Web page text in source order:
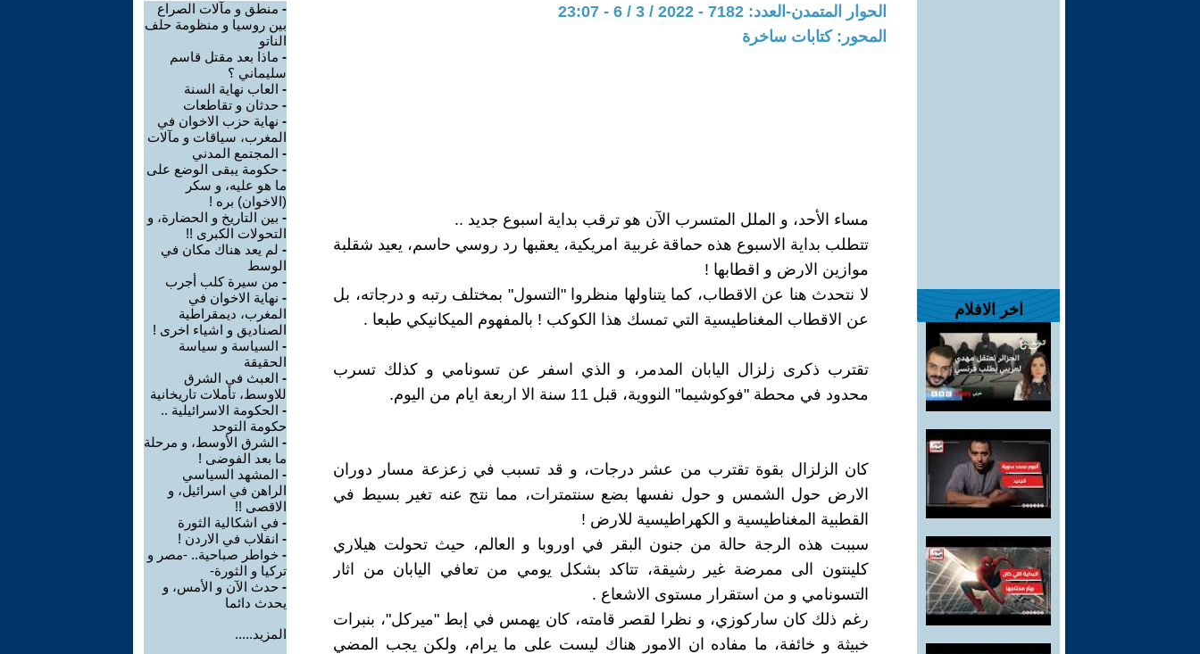
اخر الافلام
الحوار المتمدن-العدد: 7182 - 2022 / 3 / 6 - 23:07
المحور: كتابات ساخرة
مساء الأحد، و الملل المتسرب الآن هو ترقب بداية اسبوع جديد ..
تتطلب بداية الاسبوع هذه حماقة غربية امريكية، يعقبها رد روسي حاسم، يعيد شقلبة
موازين الارض و اقطابها !
لا نتحدث هنا عن الاقطاب، كما يتناولها منظروا "التسول" بمختلف رتبه و درجاته، بل
عن الاقطاب المغناطيسية التي تمسك هذا الكوكب ! بالمفهوم الميكانيكي طبعا .
تقترب ذكرى زلزال اليابان المدمر، و الذي اسفر عن تسونامي و كذلك تسرب
محدود في محطة "فوكوشيما" النووية، قبل 11 سنة الا اربعة ايام من اليوم.
كان الزلزال بقوة تقترب من عشر درجات، و قد تسبب في زعزعة مسار دوران
الارض حول الشمس و حول نفسها بضع سنتمترات، مما نتج عنه تغير بسيط في
القطبية المغناطيسية و الكهراطيسية للارض !
سببت هذه الرجة حالة من جنون البقر في اوروبا و العالم، حيث تحولت هيلاري
كلينتون الى ممرضة غير رشيقة، تتاكد بشكل يومي من تعافي اليابان من اثار
التسونامي و من استقرار مستوى الاشعاع .
رغم ذلك كان ساركوزي، و نظرا لقصر قامته، كان يهمس في إبط "ميركل"، بنبرات
خبيثة و خائفة، ما مفاده ان الامور هناك ليست على ما يرام، ولكن يجب المضي
- منطق و مآلات الصراع
بين روسيا و منظومة حلف
الناتو
- ماذا بعد مقتل قاسم
سليماني ؟
- العاب نهاية السنة
- حدثان و تقاطعات
- نهاية حزب الاخوان في
المغرب، سياقات و مآلات
- المجتمع المدني
- حكومة يبقى الوضع على
ما هو عليه، و سكر
(الاخوان) بره !
- بين التاريخ و الحضارة، و
التحولات الكبرى !!
- لم يعد هناك مكان في
الوسط
- من سيرة كلب أجرب
- نهاية الاخوان في
المغرب، ديمقراطية
الصناديق و اشياء اخرى !
- السياسة و سياسة
الحقيقة
- العبث في الشرق
للاوسط، تأملات تاريخانية
- الحكومة الاسرائيلية ..
حكومة التوحد
- الشرق الأوسط، و مرحلة
ما بعد الفوضى !
- المشهد السياسي
الراهن في اسرائيل، و
الاقصى !!
- في اشكالية الثورة
- انقلاب في الاردن !
- خواطر صباحية.. -مصر و
تركيا و الثورة-
- حدث الآن و الأمس، و
يحدث دائما
المزيد.....